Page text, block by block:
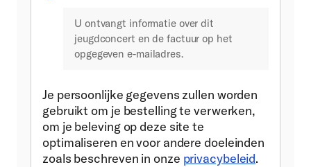
U ontvangt informatie over dit
jeugdconcert en de factuur op het
opgegeven e-mailadres.
Je persoonlijke gegevens zullen worden
gebruikt om je bestelling te verwerken,
om je beleving op deze site te
optimaliseren en voor andere doeleinden
zoals beschreven in onze privacybeleid.